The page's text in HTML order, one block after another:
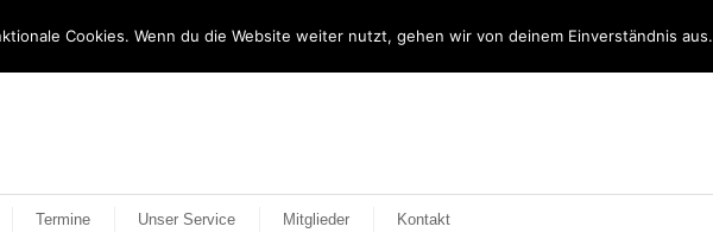
Termine Unser Service Mitglieder Kontakt
Cookies. Wenn du die Website weiter nutzt, gehen wir von deinem Einverständnis aus.